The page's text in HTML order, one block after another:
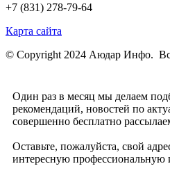
+7 (831) 278-79-64
Карта сайта
© Copyright 2024 Аюдар Инфо.
Один раз в месяц мы делаем
рекомендаций, новостей по
совершенно бесплатно
Оставьте, пожалуйста, свой
интересную